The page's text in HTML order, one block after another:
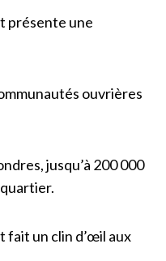
présente une
ouvrières
jusqu’à 200 000
fait un clin d’œil aux